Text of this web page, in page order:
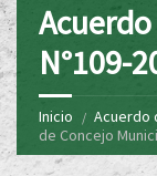
N°109-
Inicio Acuerdo
de Concejo